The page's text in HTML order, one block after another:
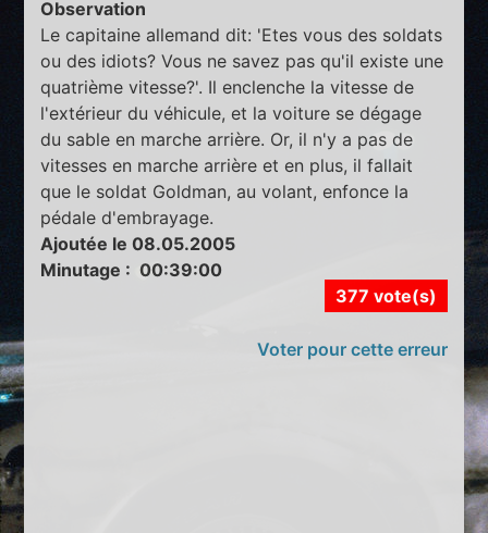
Observation
Le capitaine allemand dit: 'Etes vous des soldats
ou des idiots? Vous ne savez pas qu'il existe une
quatrième vitesse?'. Il enclenche la vitesse de
l'extérieur du véhicule, et la voiture se dégage
du sable en marche arrière. Or, il n'y a pas de
vitesses en marche arrière et en plus, il fallait
que le soldat Goldman, au volant, enfonce la
pédale d'embrayage.
Ajoutée le 08.05.2005
Minutage : 00:39:00
377 vote(s)
Voter pour cette erreur